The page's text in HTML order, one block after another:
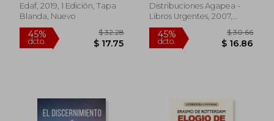
Edaf, 2019, 1 Edición, Tapa
Blanda, Nuevo
Distribuciones Agapea -
Libros Urgentes, 2007,
Tapa Dura,